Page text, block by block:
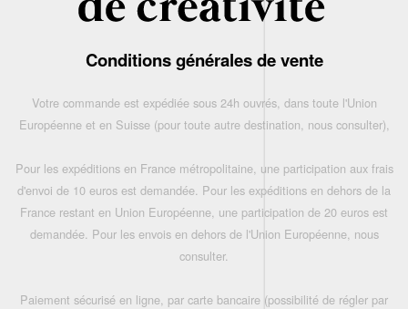
Conditions générales de vente
Votre commande est expédiée sous 24h ouvrés, dans toute l'Union
Européenne et en Suisse (pour toute autre destination, nous consulter),
Pour les expéditions en France métropolitaine, une participation aux frais
d'envoi de 10 euros est demandée. Pour les expéditions en dehors de la
France restant en Union Européenne, une participation de 20 euros est
demandée. Pour les envois en dehors de l'Union Européenne, nous
consulter.
Paiement sécurisé en ligne, par carte bancaire (possibilité de régler par